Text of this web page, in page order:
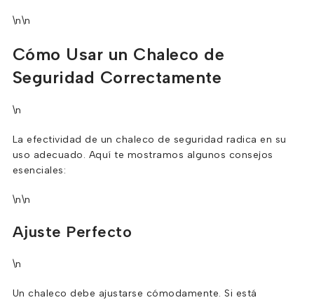
\n\n
Cómo Usar un Chaleco de
Seguridad Correctamente
\n
La efectividad de un chaleco de seguridad radica en su
uso adecuado. Aquí te mostramos algunos consejos
esenciales:
\n\n
Ajuste Perfecto
\n
Un chaleco debe ajustarse cómodamente. Si está